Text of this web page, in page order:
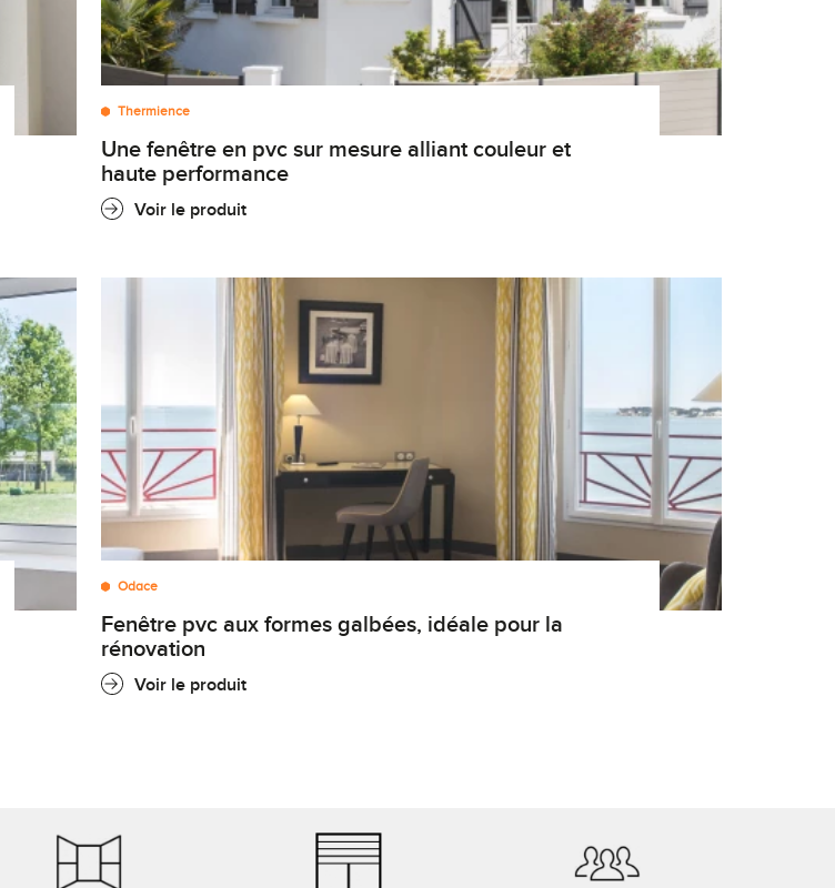
Thermience
une fenêtre en pvc sur mesure alliant couleur et
haute performance
Voir le produit
Odace
fenêtre pvc aux formes galbées, idéale pour la
rénovation
Voir le produit